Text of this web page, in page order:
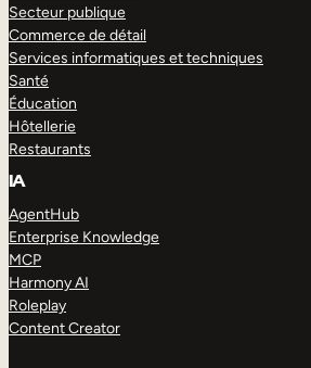
Secteur publique
Commerce de détail
Services informatiques et techniques
Santé
Éducation
Hôtellerie
Restaurants
IA
AgentHub
Enterprise Knowledge
MCP
Harmony AI
Roleplay
Content Creator